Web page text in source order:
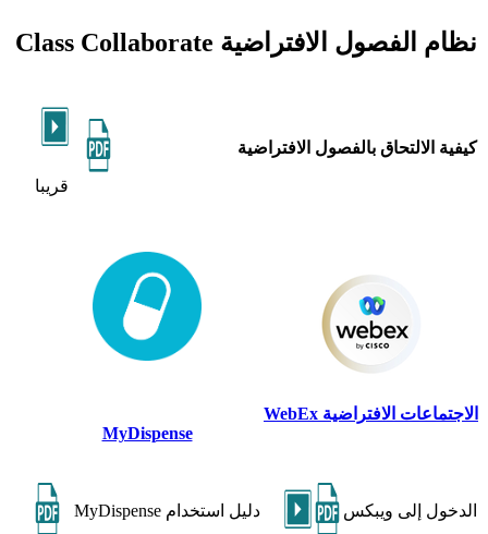
نظام الفصول الافتراضية Class Collaborate
كيفية الالتحاق بالفصول الافتراضية
قريبا
الاجتماعات الافتراضية WebEx
MyDispense
الدخول إلى ويبكس دليل استخدام MyDispense